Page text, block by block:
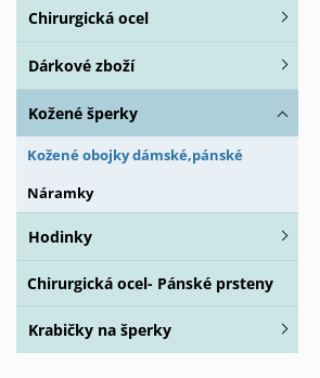
Chirurgická ocel
Dárkové zboží
Kožené šperky
Kožené obojky dámské,pánské
Náramky
Hodinky
Chirurgická ocel- Pánské prsteny
Krabičky na šperky